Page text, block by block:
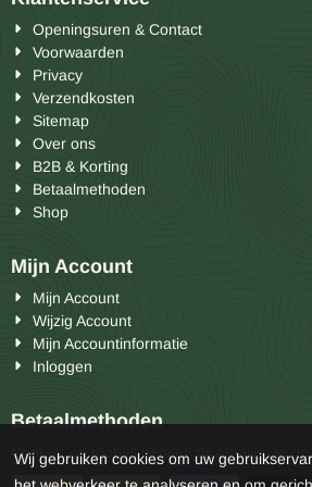
Openingsuren & Contact
Voorwaarden
Privacy
Verzendkosten
Sitemap
Over ons
B2B & Korting
Betaalmethoden
Shop
Mijn Account
Mijn Account
Wijzig Account
Mijn Accountinformatie
Inloggen
Betaalmethoden
Contant en mobiel betalen bij afhaling in de
Wij gebruiken cookies om uw